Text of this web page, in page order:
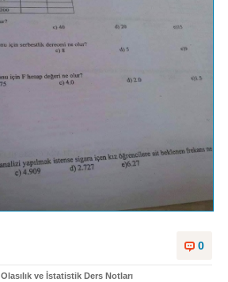
0
Olasılık ve İstatistik Ders Notları